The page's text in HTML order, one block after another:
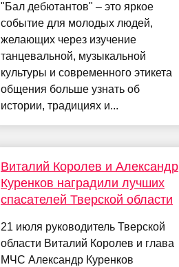
"Бал дебютантов" – это яркое
событие для молодых людей,
желающих через изучение
танцевальной, музыкальной
культуры и современного этикета
общения больше узнать об
истории, традициях и...
Виталий Королев и Александр
Куренков наградили лучших
спасателей Тверской области
21 июля руководитель Тверской
области Виталий Королев и глава
МЧС Александр Куренков